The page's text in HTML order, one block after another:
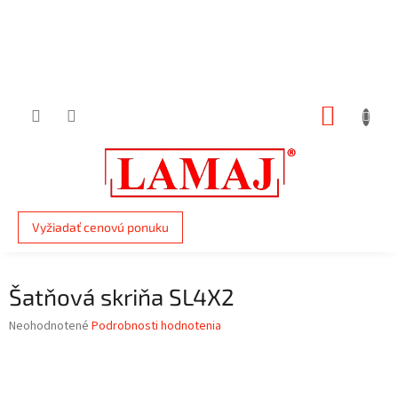
Vyžiadať cenovú ponuku
Šatňová skriňa SL4X2
Priemerné
Neohodnotené Podrobnosti hodnotenia